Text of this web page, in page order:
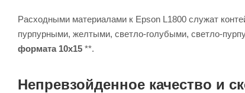
Расходными материалами к Epson L1800 служат
пурпурными, желтыми, светло-голубыми, светло-
формата 10х15 **.
Непревзойденное качество и